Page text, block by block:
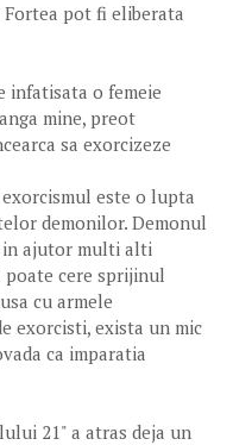
pot fi eliberata
infatisata o femeie
mine, preot
sa exorcizeze
este o lupta
demonilor. Demonul
in ajutor multi alti
poate cere sprijinul
cu armele
exorcisti, exista un mic
ca imparatia
21" a atras deja un